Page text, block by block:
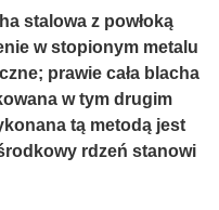
stalowa z powłoką
w stopionym metalu
prawie cała blacha
w tym drugim
tą metodą jest
rdzeń stanowi